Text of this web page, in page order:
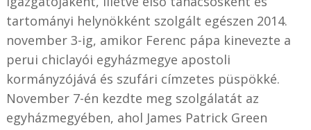
tartományi helynökként szolgált egészen 2014.
november 3-ig, amikor Ferenc pápa kinevezte a
perui chiclayói egyházmegye apostoli
kormányzójává és szufári címzetes püspökké.
November 7-én kezdte meg szolgálatát az
egyházmegyében, ahol James Patrick Green